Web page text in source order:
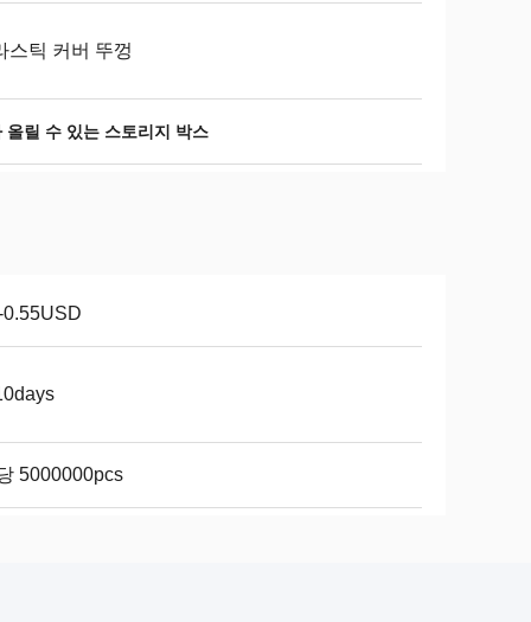
스틱 커버 뚜껑
올릴 수 있는 스토리지 박스
0.55USD
5000000pcs